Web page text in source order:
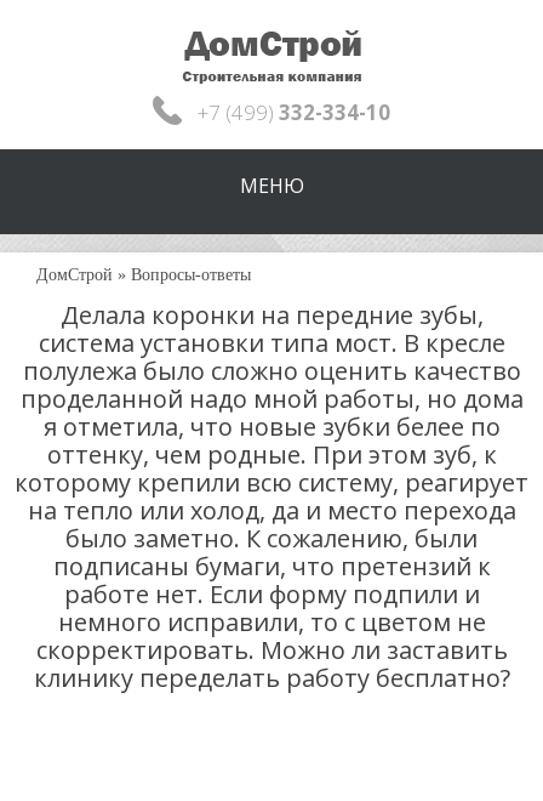
+7 (499) 332-334-10
МЕНЮ
ДомСтрой » Вопросы-ответы
Делала коронки на передние зубы,
система установки типа мост. В кресле
полулежа было сложно оценить качество
проделанной надо мной работы, но дома
я отметила, что новые зубки белее по
оттенку, чем родные. При этом зуб, к
которому крепили всю систему, реагирует
на тепло или холод, да и место перехода
было заметно. К сожалению, были
подписаны бумаги, что претензий к
работе нет. Если форму подпили и
немного исправили, то с цветом не
скорректировать. Можно ли заставить
клинику переделать работу бесплатно?